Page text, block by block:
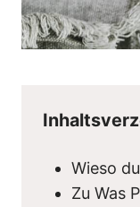
Wieso
Zu Was